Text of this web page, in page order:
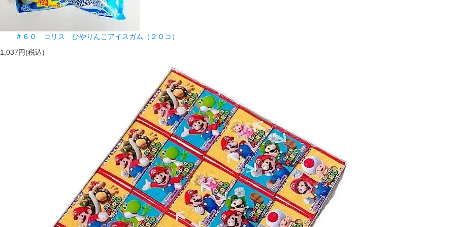
＃６０ コリス ひやりんこアイスガム（２０コ）
1,037円(税込)